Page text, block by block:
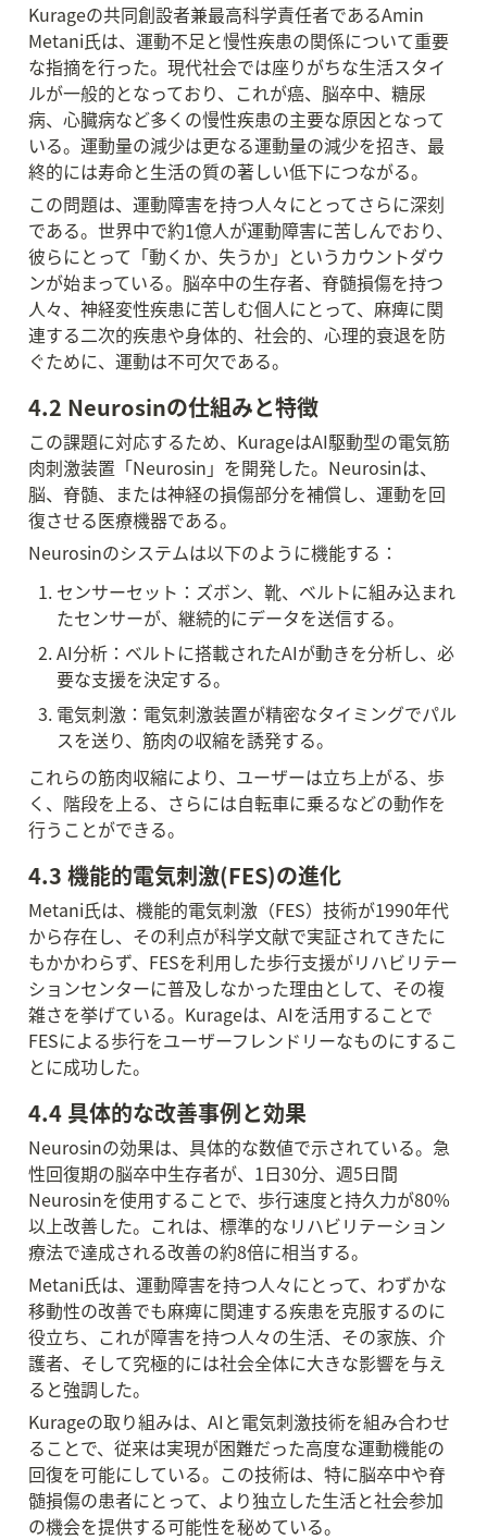
Kurageの共同創設者兼最高科学責任者であるAmin
Metani氏は、運動不足と慢性疾患の関係について重要
な指摘を行った。現代社会では座りがちな生活スタイ
ルが一般的となっており、これが癌、脳卒中、糖尿
病、心臓病など多くの慢性疾患の主要な原因となって
いる。運動量の減少は更なる運動量の減少を招き、最
終的には寿命と生活の質の著しい低下につながる。
この問題は、運動障害を持つ人々にとってさらに深刻
である。世界中で約1億人が運動障害に苦しんでおり、
彼らにとって「動くか、失うか」というカウントダウ
ンが始まっている。脳卒中の生存者、脊髄損傷を持つ
人々、神経変性疾患に苦しむ個人にとって、麻痺に関
連する二次的疾患や身体的、社会的、心理的衰退を防
ぐために、運動は不可欠である。
4.2 Neurosinの仕組みと特徴
この課題に対応するため、KurageはAI駆動型の電気筋
肉刺激装置「Neurosin」を開発した。Neurosinは、
脳、脊髄、または神経の損傷部分を補償し、運動を回
復させる医療機器である。
Neurosinのシステムは以下のように機能する：
センサーセット：ズボン、靴、ベルトに組み込まれ
たセンサーが、継続的にデータを送信する。
AI分析：ベルトに搭載されたAIが動きを分析し、必
要な支援を決定する。
電気刺激：電気刺激装置が精密なタイミングでパル
スを送り、筋肉の収縮を誘発する。
これらの筋肉収縮により、ユーザーは立ち上がる、歩
く、階段を上る、さらには自転車に乗るなどの動作を
行うことができる。
4.3 機能的電気刺激(FES)の進化
Metani氏は、機能的電気刺激（FES）技術が1990年代
から存在し、その利点が科学文献で実証されてきたに
もかかわらず、FESを利用した歩行支援がリハビリテー
ションセンターに普及しなかった理由として、その複
雑さを挙げている。Kurageは、AIを活用することで
FESによる歩行をユーザーフレンドリーなものにするこ
とに成功した。
4.4 具体的な改善事例と効果
Neurosinの効果は、具体的な数値で示されている。急
性回復期の脳卒中生存者が、1日30分、週5日間
Neurosinを使用することで、歩行速度と持久力が80%
以上改善した。これは、標準的なリハビリテーション
療法で達成される改善の約8倍に相当する。
Metani氏は、運動障害を持つ人々にとって、わずかな
移動性の改善でも麻痺に関連する疾患を克服するのに
役立ち、これが障害を持つ人々の生活、その家族、介
護者、そして究極的には社会全体に大きな影響を与え
ると強調した。
Kurageの取り組みは、AIと電気刺激技術を組み合わせ
ることで、従来は実現が困難だった高度な運動機能の
回復を可能にしている。この技術は、特に脳卒中や脊
髄損傷の患者にとって、より独立した生活と社会参加
の機会を提供する可能性を秘めている。